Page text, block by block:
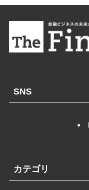
SNS
カテゴリ